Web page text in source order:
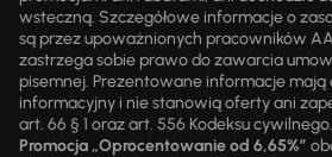
wsteczną. Szczegółowe informacje o
są przez upoważnionych pracowników
zastrzega sobie prawo do zawarcia
pisemnej. Prezentowane informacje mają
informacyjny i nie stanowią oferty ani
art. 66 § 1 oraz art. 556 Kodeksu cywilnego.
Promocja „Oprocentowanie od 6,65%”